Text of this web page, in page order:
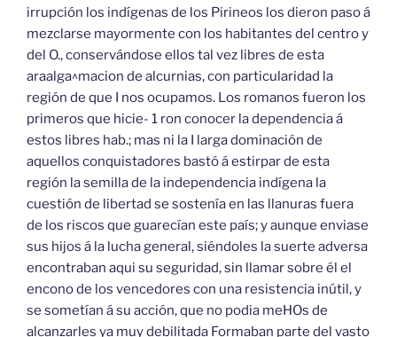
irrupción los indígenas de los Pirineos los dieron paso á
mezclarse mayormente con los habitantes del centro y
del O., conservándose ellos tal vez libres de esta
araalga^macion de alcurnias, con particularidad la
región de que I nos ocupamos. Los romanos fueron los
primeros que hicie- 1 ron conocer la dependencia á
estos libres hab.; mas ni la I larga dominación de
aquellos conquistadores bastó á estirpar de esta
región la semilla de la independencia indígena la
cuestión de libertad se sostenía en las llanuras fuera
de los riscos que guarecían este país; y aunque enviase
sus hijos á la lucha general, siéndoles la suerte adversa
encontraban aqui su seguridad, sin llamar sobre él el
encono de los vencedores con una resistencia inútil, y
se sometían á su acción, que no podia meHOs de
alcanzarles ya muy debilitada Formaban parte del vasto